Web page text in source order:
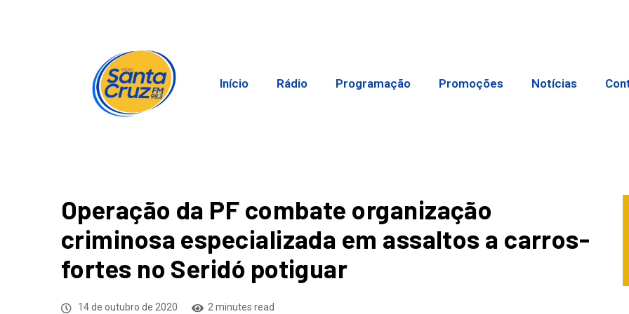
Início Rádio Programação Promoções Notícias
Operação da PF combate organização
criminosa especializada em assaltos a carros-
fortes no Seridó potiguar
14 de outubro de 2020 2 minutes read